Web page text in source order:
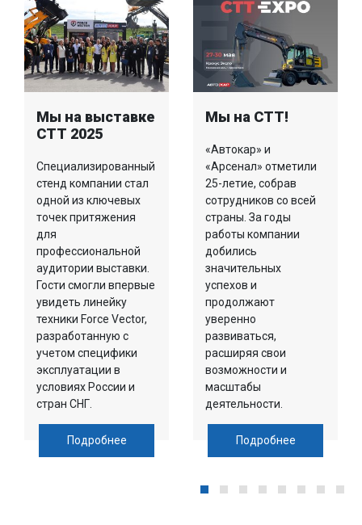
Мы на выставке
СТТ 2025
Специализированный
стенд компании стал
одной из ключевых
точек притяжения
для
профессиональной
аудитории выставки.
Гости смогли впервые
увидеть линейку
техники Force Vector,
разработанную с
учетом специфики
эксплуатации в
условиях России и
стран СНГ.
Подробнее
Мы на СТТ!
«Автокар» и
«Арсенал» отметили
25-летие, собрав
сотрудников со всей
страны. За годы
работы компании
добились
значительных
успехов и
продолжают
уверенно
развиваться,
расширяя свои
возможности и
масштабы
деятельности.
Подробнее